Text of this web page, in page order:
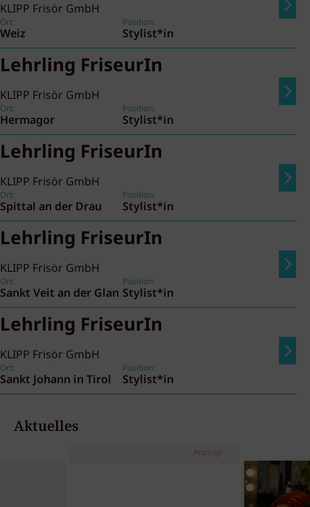
KLIPP Frisör GmbH
Ort:
Weiz
Position:
Stylist*in
Lehrling FriseurIn
KLIPP Frisör GmbH
Ort:
Hermagor
Position:
Stylist*in
Lehrling FriseurIn
KLIPP Frisör GmbH
Ort:
Spittal an der Drau
Position:
Stylist*in
Lehrling FriseurIn
KLIPP Frisör GmbH
Ort:
Sankt Veit an der Glan
Position:
Stylist*in
Lehrling FriseurIn
KLIPP Frisör GmbH
Ort:
Sankt Johann in Tirol
Position:
Stylist*in
Aktuelles
Anzeige